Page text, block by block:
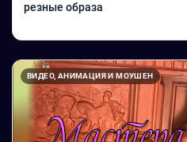
резные образа
ВИДЕО, АНИМАЦИЯ И МОУШЕН